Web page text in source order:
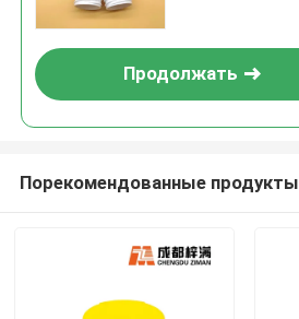
Продолжать
Порекомендованные продукты